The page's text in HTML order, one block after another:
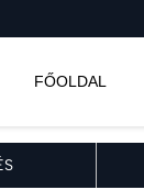
FŐOLDAL